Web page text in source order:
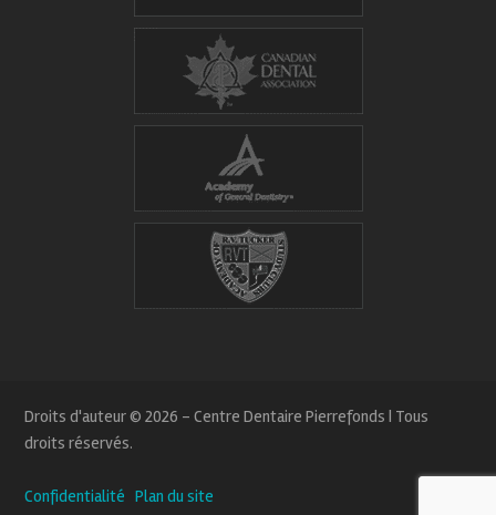
Droits d'auteur © 2026 - Centre Dentaire Pierrefonds | Tous
droits réservés.
Confidentialité Plan du site